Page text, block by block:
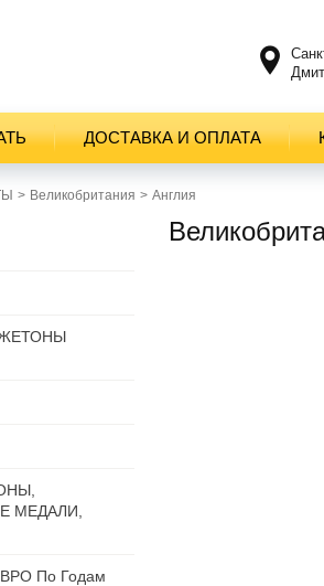
ДОСТАВКА И ОПЛАТА
Великобритания Англия
МЕДАЛИ,
По Годам